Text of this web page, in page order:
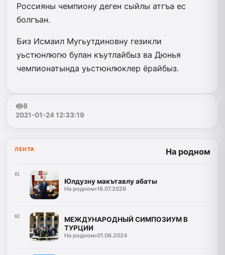
Россияны чемпиону деген сыйлы атгъа ес
болгъан.
Биз Исмаил Мугьутдиновну гезикли
уьстюнлюгю булан къутлайбыз ва Дюнья
чемпионатында уьстюнлюклер ёрайбыз.
8
2021-01-24 12:33:19
ЛЕНТА На родном
01
Юлдузну макътавлу абаты
На родном•16.07.2026
02
МЕЖДУНАРОДНЫЙ СИМПОЗИУМ В
ТУРЦИИ
На родном•01.06.2024